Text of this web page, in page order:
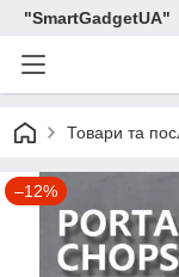
"SmartGadgetUA"
Товари та
–12%